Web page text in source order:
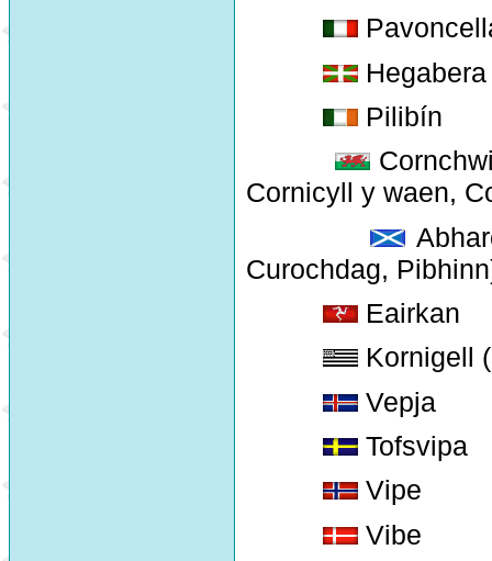
Hegabera
Pilibín
Cornicyll y waen,
Curochdag,
Eairkan
Kornigell
Vepja
Tofsvipa
Vipe
Vibe